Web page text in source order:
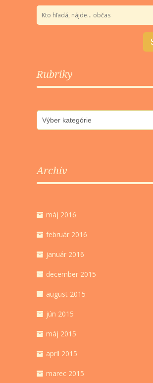
Rubriky
Rubriky
Archív
máj 2016
február 2016
január 2016
december 2015
august 2015
jún 2015
máj 2015
apríl 2015
marec 2015